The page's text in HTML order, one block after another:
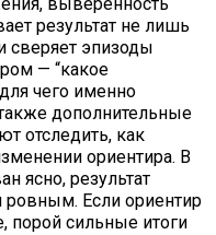
результат не лишь
сверяет эпизоды
— “какое
чего именно
дополнительные
отследить, как
ориентира. В
ясно, результат
Если ориентир
порой сильные итоги